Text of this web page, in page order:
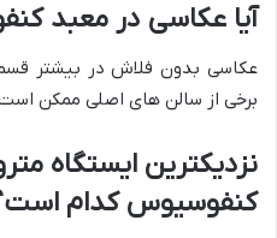
آیا عکاسی در معبد
عکاسی بدون فلاش در بیشتر
برخی از سالن های اصلی ممکن
نزدیکترین ایستگاه
کنفوسیوس کدام